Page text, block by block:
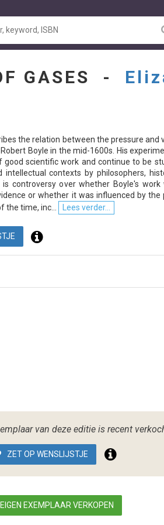
GASES -
the relation between the pressure and
Boyle in the mid-1600s. His
good scientific work and continue to be
contexts by philosophers,
controversy over whether Boyle's work
or whether it was influenced by the
time, inc...
Lees verder...
van deze editie is recent
ZET OP WENSLIJSTJE
EIGEN EXEMPLAAR VERKOPEN